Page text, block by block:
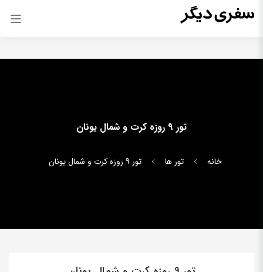
خانه تور ها تور 9 روزه کرت و شمال یونان
تور 9 روزه کرت و شمال یونان